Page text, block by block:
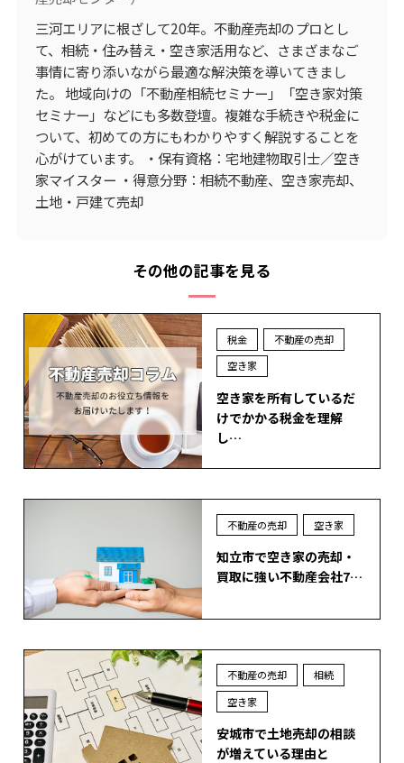
三河エリアに根ざして20年。不動産売却のプロとし
て、相続・住み替え・空き家活用など、さまざまなご
事情に寄り添いながら最適な解決策を導いてきまし
た。 地域向けの「不動産相続セミナー」「空き家対策
セミナー」などにも多数登壇。複雑な手続きや税金に
ついて、初めての方にもわかりやすく解説することを
心がけています。 ・保有資格：宅地建物取引士／空き
家マイスター ・得意分野：相続不動産、空き家売却、
土地・戸建て売却
その他の記事を見る
税金
不動産の売却
空き家
空き家を所有しているだ
けでかかる税金を理解
し…
不動産の売却 空き家
知立市で空き家の売却・
買取に強い不動産会社7…
不動産の売却
相続
空き家
安城市で土地売却の相談
が増えている理由と